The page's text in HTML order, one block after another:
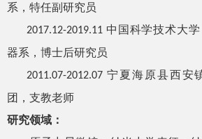
系，特任副研究员
2017.12-2019.11 中国科学技术大
器系，博士后研究员
2011.07-2012.07 宁夏海原县西安
团，支教老师
研究领域：